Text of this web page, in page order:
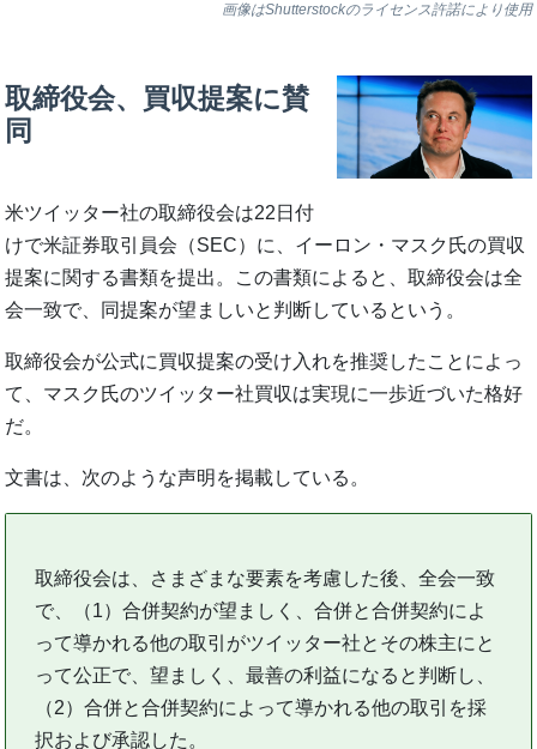
画像はShutterstockのライセンス許諾により使用
取締役会、買収提案に賛
同
米ツイッター社の取締役会は22日付
けで米証券取引員会（SEC）に、イーロン・マスク氏の買収
提案に関する書類を提出。この書類によると、取締役会は全
会一致で、同提案が望ましいと判断しているという。
取締役会が公式に買収提案の受け入れを推奨したことによっ
て、マスク氏のツイッター社買収は実現に一歩近づいた格好
だ。
文書は、次のような声明を掲載している。
取締役会は、さまざまな要素を考慮した後、全会一致
で、（1）合併契約が望ましく、合併と合併契約によ
って導かれる他の取引がツイッター社とその株主にと
って公正で、望ましく、最善の利益になると判断し、
（2）合併と合併契約によって導かれる他の取引を採
択および承認した。